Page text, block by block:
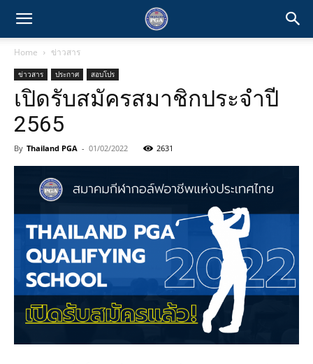
Home ข่าวสาร
ข่าวสาร ประกาศ สอบโปร
เปิดรับสมัครสมาชิกประจำปี
2565
By Thailand PGA - 01/02/2022 2631